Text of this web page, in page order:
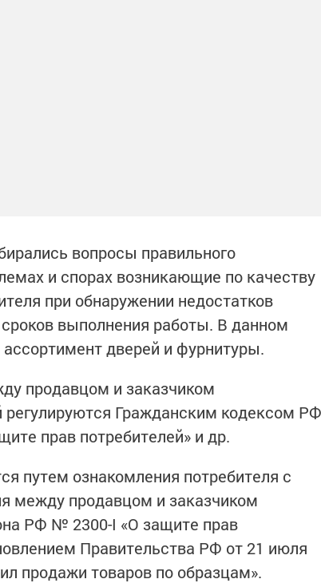
вопросы правильного
и спорах возникающие по качеству
при обнаружении недостатков
выполнения работы. В данном
дверей и фурнитуры.
продавцом и заказчиком
Гражданским кодексом РФ
прав потребителей» и др.
путем ознакомления потребителя с
между продавцом и заказчиком
РФ № 2300-I «О защите прав
Правительства РФ от 21 июля
продажи товаров по образцам».